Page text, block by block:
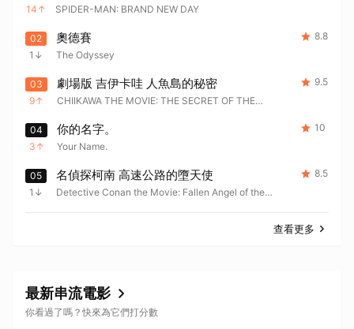
14
SPIDER-MAN: BRAND NEW DAY
02
1
奧德賽
The Odyssey
8.8
03
9
劇場版 吉伊卡哇 人魚島的秘密
CHIIKAWA THE MOVIE: THE SECRET OF THE
9.5
04
3
你的名字。
Your Name.
10
05
1
名偵探柯南 高速公路的墮天使
Detective Conan the Movie: Fallen Angel of the
8.5
查看更多
最新串流電影
你看過了嗎？快來為它們打分數